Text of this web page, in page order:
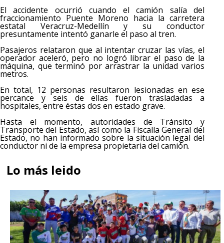
El accidente ocurrió cuando el camión salía del
fraccionamiento Puente Moreno hacia la carretera
estatal Veracruz-Medellín y su conductor
presuntamente intentó ganarle el paso al tren.
Pasajeros relataron que al intentar cruzar las vías, el
operador aceleró, pero no logró librar el paso de la
máquina, que terminó por arrastrar la unidad varios
metros.
En total, 12 personas resultaron lesionadas en ese
percance y seis de ellas fueron trasladadas a
hospitales, entre éstas dos en estado grave.
Hasta el momento, autoridades de Tránsito y
Transporte del Estado, así como la Fiscalía General del
Estado, no han informado sobre la situación legal del
conductor ni de la empresa propietaria del camión.
Lo más leido